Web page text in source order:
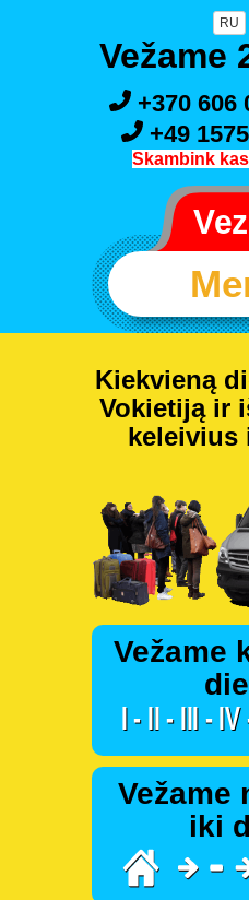
RU
Vežame
+370 606
+49
Skambink
Kiekvieną
Vokietiją ir
keleivius
Vežame
Vežame
iki